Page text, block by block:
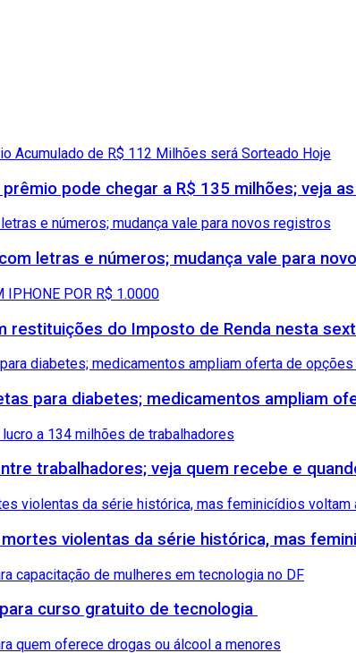
pode chegar a R$ 135 milhões; veja
letras e números; mudança vale para
restituições do Imposto de Renda nesta
para diabetes; medicamentos ampliam
trabalhadores; veja quem recebe e
violentas da série histórica, mas
curso gratuito de tecnologia